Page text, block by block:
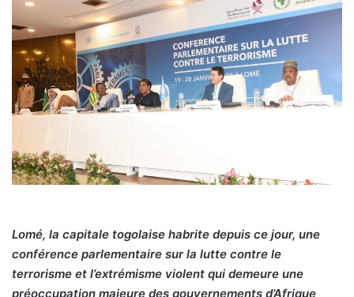
Lomé, la capitale togolaise habrite depuis ce jour, une
conférence parlementaire sur la lutte contre le
terrorisme et l’extrémisme violent qui demeure une
préoccupation majeure des gouvernements d’Afrique